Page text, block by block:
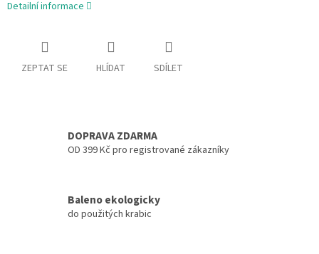
Detailní informace
ZEPTAT SE HLÍDAT SDÍLET
DOPRAVA ZDARMA
OD 399 Kč pro registrované zákazníky
Baleno ekologicky
do použitých krabic